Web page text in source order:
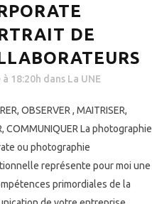
DE
18:20h dans La UNE
OBSERVER , MAITRISER,
COMMUNIQUER La photographie
ou photographie
représente pour moi une
primordiales de la